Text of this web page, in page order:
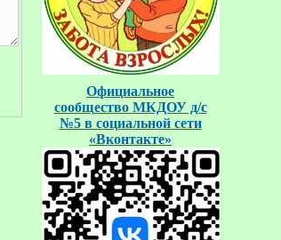
Официальное
сообщество МКДОУ д/с
№5 в социальной сети
«Вконтакте»